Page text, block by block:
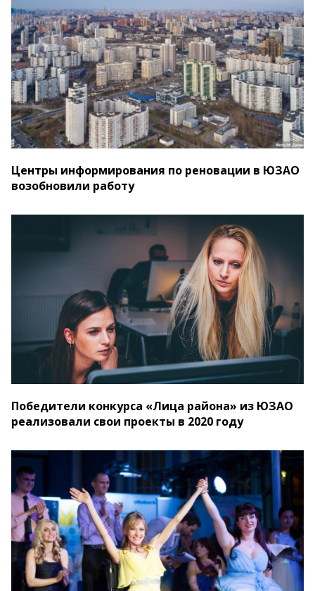
Центры информирования по реновации в ЮЗАО
возобновили работу
Победители конкурса «Лица района» из ЮЗАО
реализовали свои проекты в 2020 году